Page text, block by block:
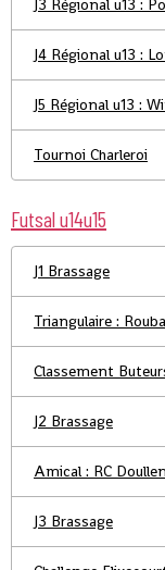
J3 Régional u13 :
J4 Régional u13 :
J5 Régional u13 :
Tournoi Charleroi
Futsal u14u15
J1 Brassage
Triangulaire :
Classement
J2 Brassage
Amical : RC
J3 Brassage